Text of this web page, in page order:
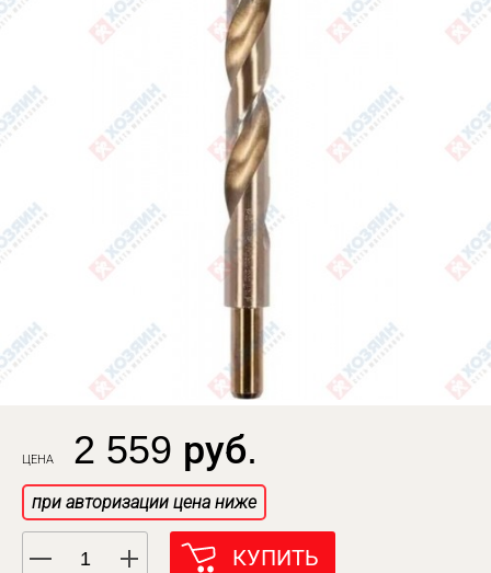
ЦЕНА 2 559 руб.
при авторизации цена ниже
КУПИТЬ